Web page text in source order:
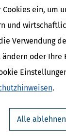
ein, um
und
Verwendung
ändern oder
.
Alle ablehnen